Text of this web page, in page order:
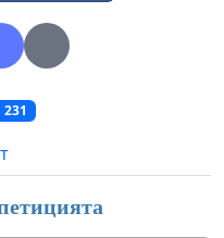
231